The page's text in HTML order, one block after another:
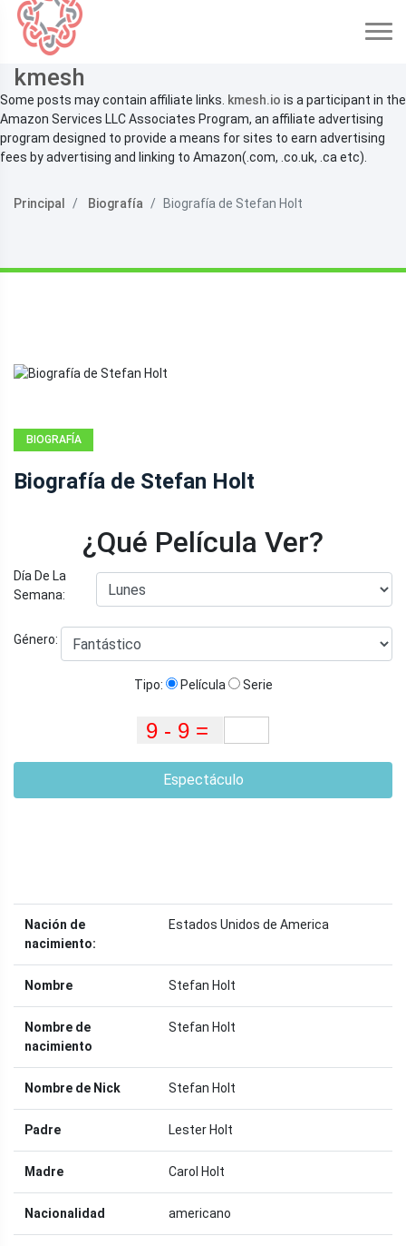
kmesh
Some posts may contain affiliate links. kmesh.io is a participant in the
Amazon Services LLC Associates Program, an affiliate advertising
program designed to provide a means for sites to earn advertising
fees by advertising and linking to Amazon(.com, .co.uk, .ca etc).
Principal Biografía Biografía de Stefan Holt
BIOGRAFÍA
Biografía de Stefan Holt
¿Qué Película Ver?
Día De La
Semana:
Género:
Tipo: Película Serie
Espectáculo
Nación de
nacimiento:
Estados Unidos de America
Nombre Stefan Holt
Nombre de
nacimiento
Stefan Holt
Nombre de Nick Stefan Holt
Padre Lester Holt
Madre Carol Holt
Nacionalidad americano